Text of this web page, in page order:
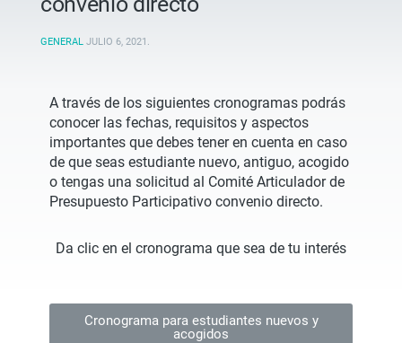
GENERAL JULIO 6, 2021 .
A través de los siguientes cronogramas podrás
conocer las fechas, requisitos y aspectos
importantes que debes tener en cuenta en caso
de que seas estudiante nuevo, antiguo, acogido
o tengas una solicitud al Comité Articulador de
Presupuesto Participativo convenio directo.
Da clic en el cronograma que sea de tu interés
Cronograma para estudiantes nuevos y
acogidos